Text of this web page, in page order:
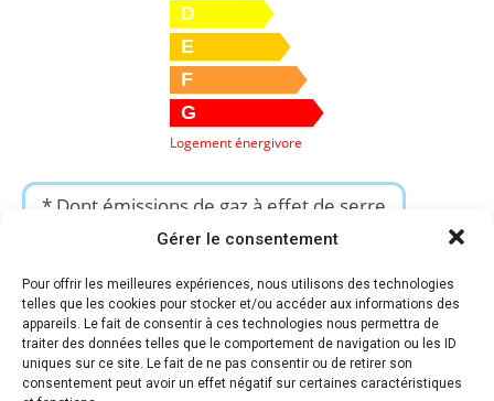
Gérer le consentement
Pour offrir les meilleures expériences, nous utilisons des technologies
telles que les cookies pour stocker et/ou accéder aux informations des
appareils. Le fait de consentir à ces technologies nous permettra de
traiter des données telles que le comportement de navigation ou les ID
uniques sur ce site. Le fait de ne pas consentir ou de retirer son
consentement peut avoir un effet négatif sur certaines caractéristiques
D
E
F
G
Logement énergivore
* Dont émissions de gaz à effet de serre
B
C
D
E
2